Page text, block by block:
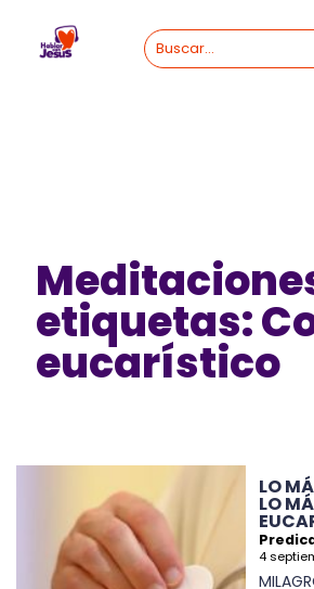
content
etiquetas:
eucarístico
LO
LO
4